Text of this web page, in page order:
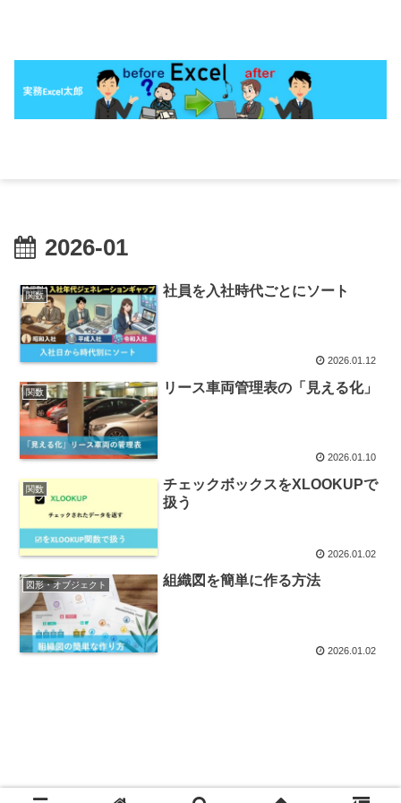
2026-01
関数 社員を入社時代ごとにソート
2026.01.12
関数 リース車両管理表の「見える化」
2026.01.10
関数
チェックボックスをXLOOKUPで
扱う
2026.01.02
図形・オブジェクト 組織図を簡単に作る方法
2026.01.02